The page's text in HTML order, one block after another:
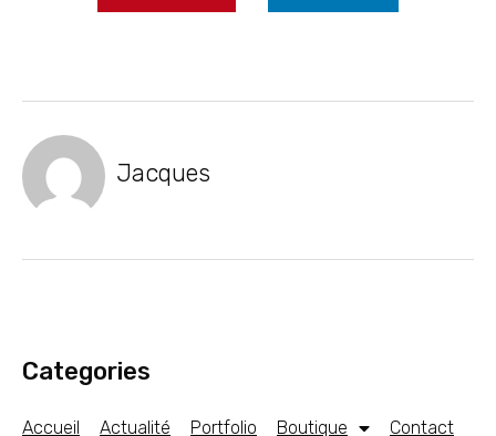
Jacques
Categories
Accueil Actualité Portfolio Boutique Contact